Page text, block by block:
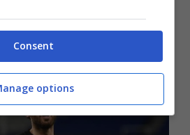
Consent
options